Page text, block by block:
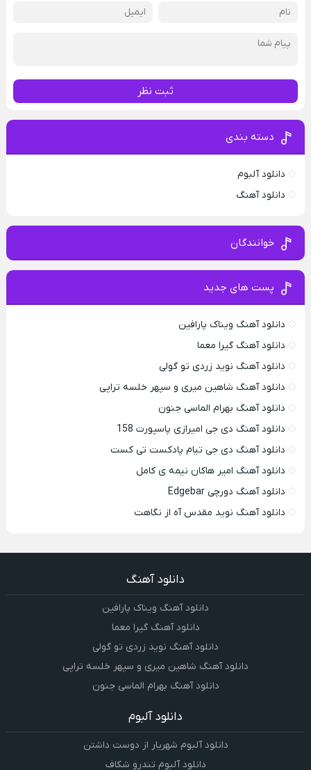
ثبت نظر
دسته بندی
دانلود آلبوم
دانلود آهنگ
خوانندگان
پست های جدید
دانلود آهنگ ویناک پارافین
دانلود آهنگ گیرا معما
دانلود آهنگ نوید زردی تو گولی
دانلود آهنگ شاهین میری و سپهر خلسه تراپی
دانلود آهنگ بهرام الماسی جنون
دانلود آهنگ دی جی امیرازی پاسپورت 158
دانلود آهنگ دی جی تیام پادکست تی کست
دانلود آهنگ امیر هاکان نیمه ی کامل
دانلود آهنگ دورچی Edgebar
دانلود آهنگ نوید مقدس آه از نگاهت
دانلود آهنگ
دانلود آهنگ ویناک پارافین
دانلود آهنگ گیرا معما
دانلود آهنگ نوید زردی تو گولی
دانلود آهنگ شاهین میری و سپهر خلسه تراپی
دانلود آهنگ بهرام الماسی جنون
دانلود آلبوم
دانلود آلبوم شهریار از دوست داشتن
دانلود آلبوم تندرو شکاف